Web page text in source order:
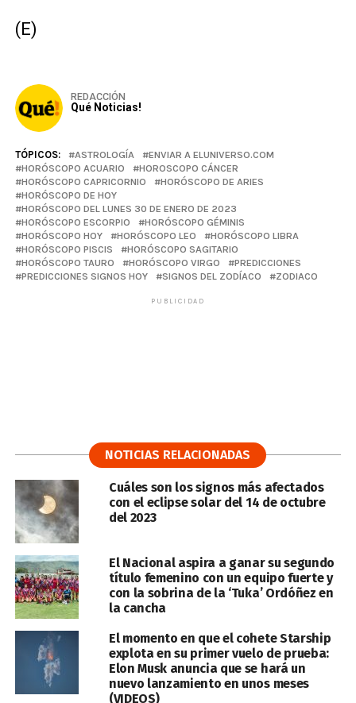
(E)
REDACCIÓN
Qué Noticias!
TÓPICOS: ASTROLOGÍA
ENVIAR A ELUNIVERSO.COM
HORÓSCOPO ACUARIO
HOROSCOPO CÁNCER
HORÓSCOPO CAPRICORNIO
HORÓSCOPO DE ARIES
HORÓSCOPO DE HOY
HORÓSCOPO DEL LUNES 30 DE ENERO DE 2023
HORÓSCOPO ESCORPIO
HORÓSCOPO GÉMINIS
HORÓSCOPO HOY
HORÓSCOPO LEO
HORÓSCOPO LIBRA
HORÓSCOPO PISCIS
HORÓSCOPO SAGITARIO
HORÓSCOPO TAURO
HORÓSCOPO VIRGO
PREDICCIONES
PREDICCIONES SIGNOS HOY
SIGNOS DEL ZODÍACO ZODIACO
PUBLICIDAD
NOTICIAS RELACIONADAS
Cuáles son los signos más afectados
con el eclipse solar del 14 de octubre
del 2023
El Nacional aspira a ganar su segundo
título femenino con un equipo fuerte y
con la sobrina de la ‘Tuka’ Ordóñez en
la cancha
El momento en que el cohete Starship
explota en su primer vuelo de prueba:
Elon Musk anuncia que se hará un
nuevo lanzamiento en unos meses
(VIDEOS)